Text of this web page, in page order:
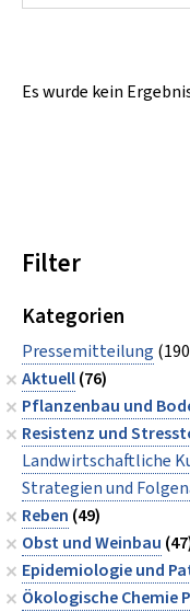
Es wurde kein
Filter
Kategorien
Pressemitteilung
Aktuell(76)
Pflanzenbau und
Resistenz und
Landwirtschaftliche
Strategien und
Reben (49)
Obst und Weinbau
Epidemiologie und
Ökologische